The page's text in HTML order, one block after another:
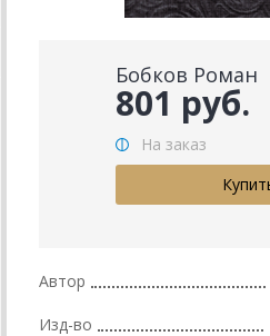
Бобков Роман
801 руб.
На заказ
Автор
Изд-во